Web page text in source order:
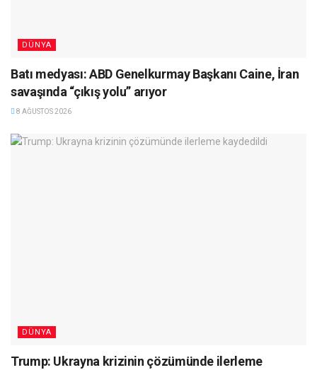
DÜNYA
Batı medyası: ABD Genelkurmay Başkanı Caine, İran
savaşında “çıkış yolu” arıyor
8 AĞUSTOS 2026
DÜNYA
Trump: Ukrayna krizinin çözümünde ilerleme